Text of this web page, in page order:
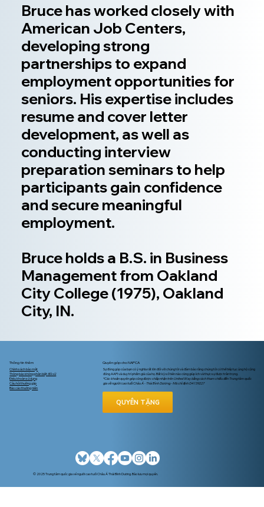
Bruce has worked closely with
American Job Centers,
developing strong
partnerships to expand
employment opportunities for
seniors. His expertise includes
resume and cover letter
development, as well as
conducting interview
preparation seminars to help
participants gain confidence
and secure meaningful
employment.
Bruce holds a B.S. in Business
Management from Oakland
City College (1975), Oakland
City, IN.
Thông tin thêm
Chính sách bảo mật
Thông báo không phân biệt đối xử
Điều khoản sử dụng
Câu hỏi thường gặp
Báo cáo thường niên
Quyên góp cho NAPCA
Sự đóng góp của bạn có ý nghĩa rất lớn đối với chúng tôi và đảm bảo rằng chúng tôi có thể tiếp tục ủng hộ cộng
đồng AAPI và duy trì phẩm giá của họ. Bất kỳ số tiền nào cũng giúp ích và thực sự được trân trọng.
*Các khoản quyên góp cũng được chấp nhận trên United Way bằng cách tham chiếu đến Trung tâm quốc
gia về người cao tuổi Châu Á - Thái Bình Dương - Mã chỉ định D4139227
QUYÊN TẶNG
© 2025 Trung tâm quốc gia về người cao tuổi Châu Á Thái Bình Dương. Bảo lưu mọi quyền.